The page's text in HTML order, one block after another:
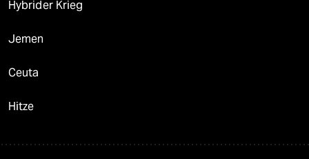
Hybrider Krieg
Jemen
Ceuta
Hitze